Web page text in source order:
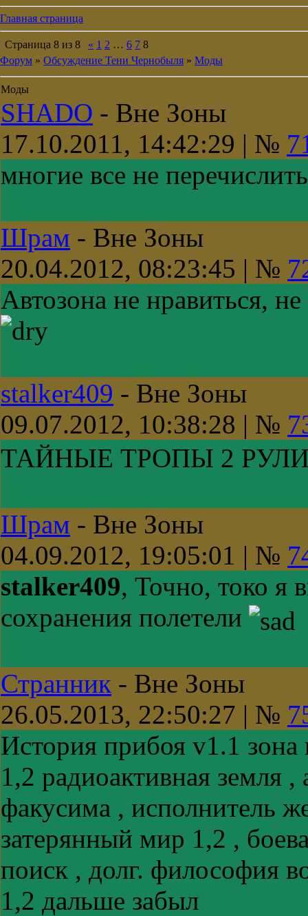
Главная страница
Страница 8 из 8 « 1 2 … 6 7 8
Форум » Обсуждение Тени Чернобыля » Моды
Моды
SHADO - Вне Зоны
17.10.2011, 14:42:29 | №
многие все не перечислить
Шрам - Вне Зоны
20.04.2012, 08:23:45 | №
Автозона не нравиться,
stalker409 - Вне Зоны
09.07.2012, 10:38:28 | №
ТАЙНЫЕ ТРОПЫ 2
Шрам - Вне Зоны
04.09.2012, 19:05:01 | №
stalker409, Точно, токо я
сохранения полетели
Странник - Вне Зоны
26.05.2013, 22:50:27 | №
История прибоя v1.1
1,2 радиоактивная земля
факусима , исполнитель
затерянный мир 1,2 ,
поиск , долг. философия
1,2 дальше забыл